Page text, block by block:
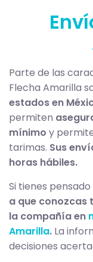
Parte de las
Flecha Amarilla
estados en
permiten
mínimo y
tarimas. Sus
horas hábiles.
Si tienes
a que conozcas
la compañía en
Amarilla. La
decisiones